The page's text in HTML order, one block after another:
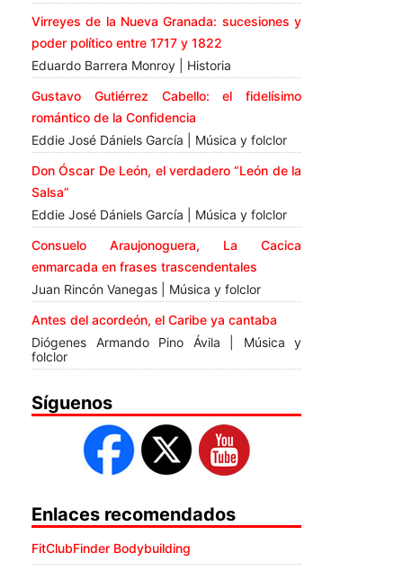
Virreyes de la Nueva Granada: sucesiones y
poder político entre 1717 y 1822
Eduardo Barrera Monroy | Historia
Gustavo Gutiérrez Cabello: el fidelísimo
romántico de la Confidencia
Eddie José Dániels García | Música y folclor
Don Óscar De León, el verdadero “León de la
Salsa”
Eddie José Dániels García | Música y folclor
Consuelo Araujonoguera, La Cacica
enmarcada en frases trascendentales
Juan Rincón Vanegas | Música y folclor
Antes del acordeón, el Caribe ya cantaba
Diógenes Armando Pino Ávila | Música y
folclor
Síguenos
Enlaces recomendados
FitClubFinder Bodybuilding